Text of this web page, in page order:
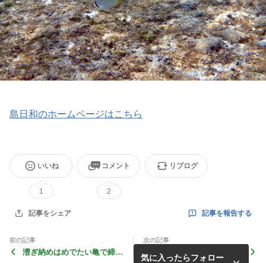
島日和のホームページはこちら
いいね
1
コメント
2
リブログ
記事をシェア 記事を報告する
前の記事
漕ぎ納めはめでたい亀で締め
次の記事
気に入ったらフォロー